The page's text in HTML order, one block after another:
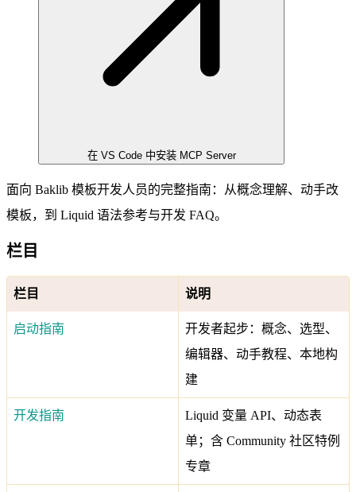
在 VS Code 中安装 MCP Server
面向 Baklib 模板开发人员的完整指南：从概念理解、动手改
模板，到 Liquid 语法参考与开发 FAQ。
栏目
栏目 说明
启动指南
开发者起步：概念、选型、
编辑器、动手教程、本地构
建
开发指南
Liquid 变量 API、动态表
单；含 Community 社区特例
专章